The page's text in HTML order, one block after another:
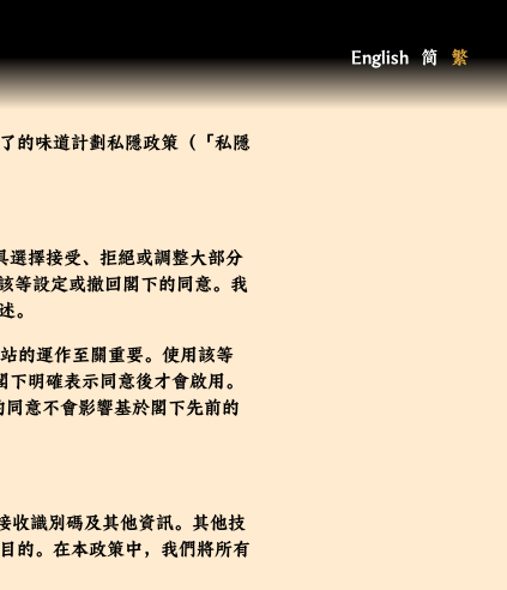
English 简 繁
的味道計劃私隱政策（「私隱
擇接受、拒絕或調整大部分
等設定或撤回閣下的同意。我
。
的運作至關重要。使用該等
明確表示同意後才會啟用。
意不會影響基於閣下先前的
收識別碼及其他資訊。其他技
的。在本政策中，我們將所有